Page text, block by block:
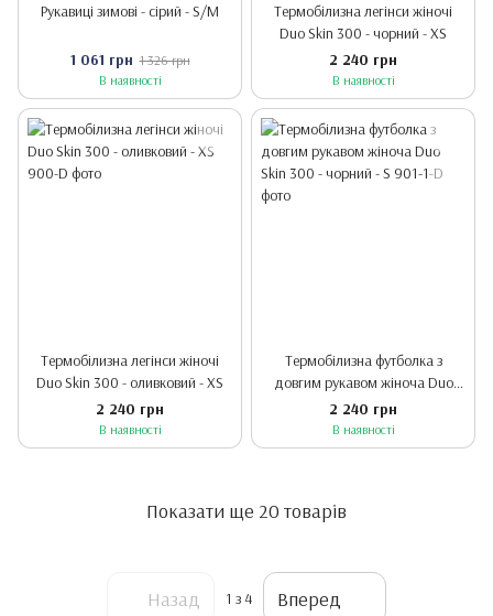
Рукавиці зимові - сірий - S/M
1 061 грн 1 326 грн
В наявності
Термобілизна легінси жіночі
Duo Skin 300 - чорний - XS
2 240 грн
В наявності
Термобілизна легінси жіночі
Duo Skin 300 - оливковий - XS
2 240 грн
В наявності
Термобілизна футболка з
довгим рукавом жіноча Duo
Skin 300 - чорний - S
2 240 грн
В наявності
Показати ще 20 товарів
Назад 1 з 4 Вперед